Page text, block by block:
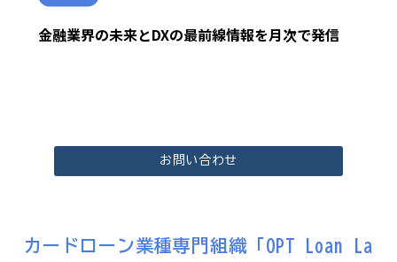
金融業界の未来とDXの最前線情報を月次で発信
お問い合わせ
カードローン業種専門組織「OPT Loan La